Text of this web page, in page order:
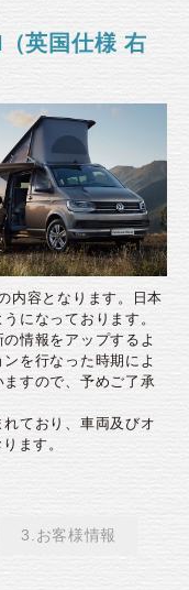
英国仕様 右
内容となります。日本
になっております。
情報をアップするよ
を行なった時期によ
すので、予めご了承
ており、車両及びオ
ます。
3.お客様情報